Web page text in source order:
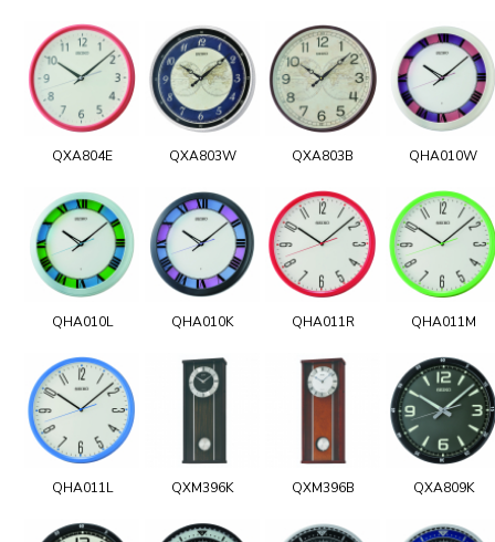
QXA804E QXA803W QXA803B QHA010W
QHA010L QHA010K QHA011R QHA011M
QHA011L QXM396K QXM396B QXA809K